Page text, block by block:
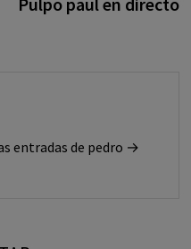
entradas de pedro →